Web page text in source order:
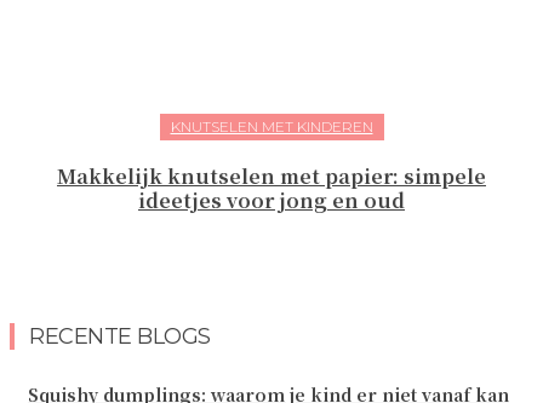
KNUTSELEN MET KINDEREN
Makkelijk knutselen met papier: simpele
ideetjes voor jong en oud
RECENTE BLOGS
Squishy dumplings: waarom je kind er niet vanaf kan